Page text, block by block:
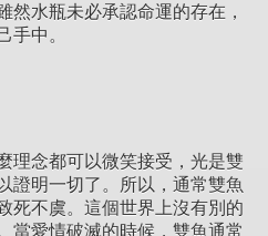
然水瓶未必承認命運的存在，
手中。
理念都可以微笑接受，光是雙
證明一切了。所以，通常雙魚
死不虞。這個世界上沒有別的
當愛情破滅的時候，雙魚通常